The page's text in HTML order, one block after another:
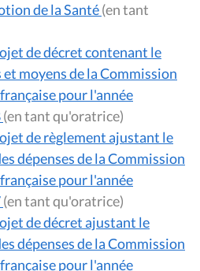
de la Santé(en tant
de décret contenant le
moyens de la Commission
pour l'année
(en tant qu'oratrice)
de règlement ajustant le
dépenses de la Commission
pour l'année
(en tant qu'oratrice)
de décret ajustant le
dépenses de la Commission
pour l'année